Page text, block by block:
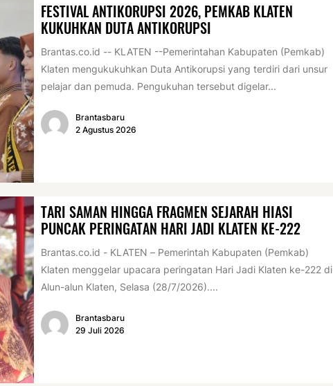
FESTIVAL ANTIKORUPSI 2026, PEMKAB KLATEN
KUKUHKAN DUTA ANTIKORUPSI
Brantas.co.id -- KLATEN --Pemerintahan Kabupaten (Pemkab)
Klaten mengukukuhkan Duta Antikorupsi yang terdiri dari unsur
pelajar dan pemuda. Pengukuhan tersebut digelar...
Brantasbaru
2 Agustus 2026
TARI SAMAN HINGGA FRAGMEN SEJARAH HIASI
PUNCAK PERINGATAN HARI JADI KLATEN KE-222
Brantas.co.id - KLATEN – Pemerintah Kabupaten (Pemkab)
Klaten menggelar upacara peringatan Hari Jadi Klaten ke-222 di
Alun-alun Klaten, Selasa (28/7/2026)....
Brantasbaru
29 Juli 2026